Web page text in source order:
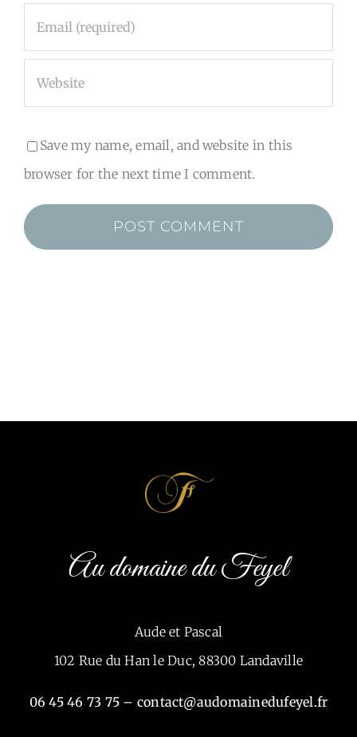
Save my name, email, and website in this
browser for the next time I comment.
Au domaine du Feyel
Aude et Pascal
102 Rue du Han le Duc, 88300 Landaville
06 45 46 73 75 – contact@audomainedufeyel.fr